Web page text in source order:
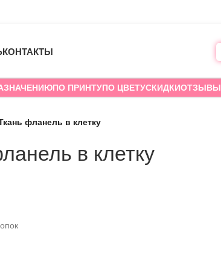
КОНТАКТЫ
ПО ПРИНТУПО ЦВЕТУСКИДКИОТЗЫВЫ
фланель в клетку
в клетку